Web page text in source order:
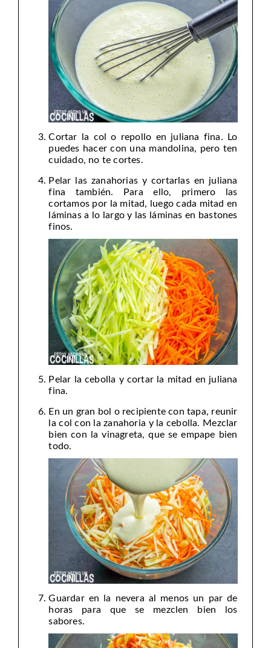
Cortar la col o repollo en juliana fina. Lo
puedes hacer con una mandolina, pero ten
cuidado, no te cortes.
Pelar las zanahorias y cortarlas en juliana
fina también. Para ello, primero las
cortamos por la mitad, luego cada mitad en
láminas a lo largo y las láminas en bastones
finos.
Pelar la cebolla y cortar la mitad en juliana
fina.
En un gran bol o recipiente con tapa, reunir
la col con la zanahoria y la cebolla. Mezclar
bien con la vinagreta, que se empape bien
todo.
Guardar en la nevera al menos un par de
horas para que se mezclen bien los
sabores.